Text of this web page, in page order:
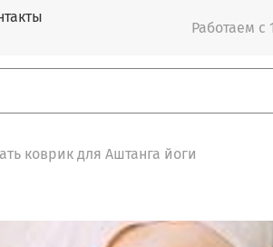
Работаем с
коврик для Аштанга йоги